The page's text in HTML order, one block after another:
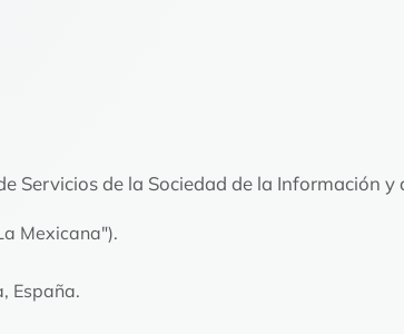
de la Sociedad de la Información y
Mexicana").
España.